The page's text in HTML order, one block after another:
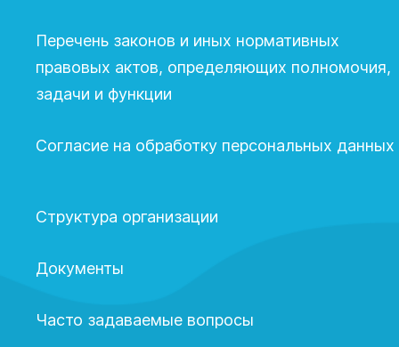
Перечень законов и иных нормативных
правовых актов, определяющих полномочия,
задачи и функции
Согласие на обработку персональных данных
Структура организации
Документы
Часто задаваемые вопросы